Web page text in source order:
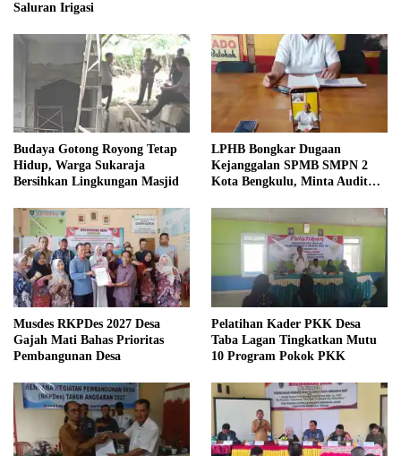
Saluran Irigasi
Budaya Gotong Royong Tetap
Hidup, Warga Sukaraja
Bersihkan Lingkungan Masjid
LPHB Bongkar Dugaan
Kejanggalan SPMB SMPN 2
Kota Bengkulu, Minta Audit
Musdes RKPDes 2027 Desa
Gajah Mati Bahas Prioritas
Pembangunan Desa
Pelatihan Kader PKK Desa
Taba Lagan Tingkatkan Mutu
10 Program Pokok PKK